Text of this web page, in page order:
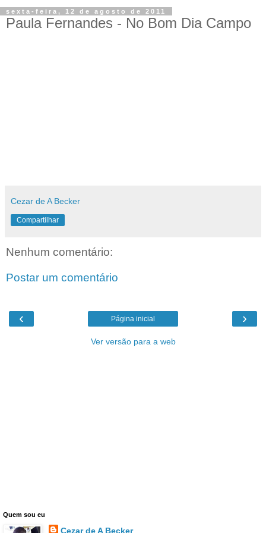
sexta-feira, 12 de agosto de 2011
Paula Fernandes - No Bom Dia Campo
Cezar de A Becker
Compartilhar
Nenhum comentário:
Postar um comentário
‹ ›
Página inicial
Ver versão para a web
Quem sou eu
Cezar de A Becker